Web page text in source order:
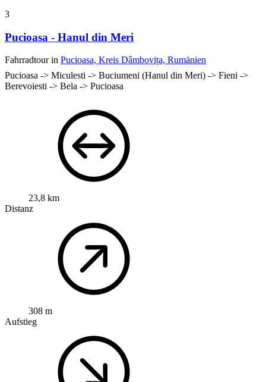
3
Pucioasa - Hanul din Meri
Fahrradtour in Pucioasa, Kreis Dâmbovița, Rumänien
Pucioasa -> Miculesti -> Buciumeni (Hanul din Meri) -> Fieni ->
Berevoiesti -> Bela -> Pucioasa
23,8 km
Distanz
308 m
Aufstieg